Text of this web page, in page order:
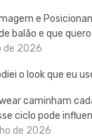
e
balão e que
de 2026
o look que eu
caminham
ciclo pode
de 2026